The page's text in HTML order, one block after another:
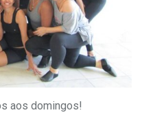
aos domingos!